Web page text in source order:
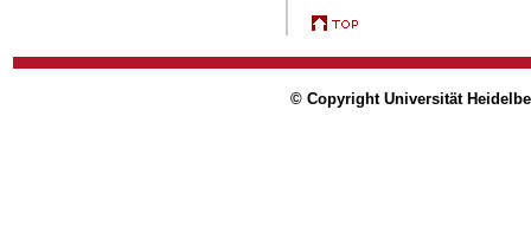
© Copyright Universität